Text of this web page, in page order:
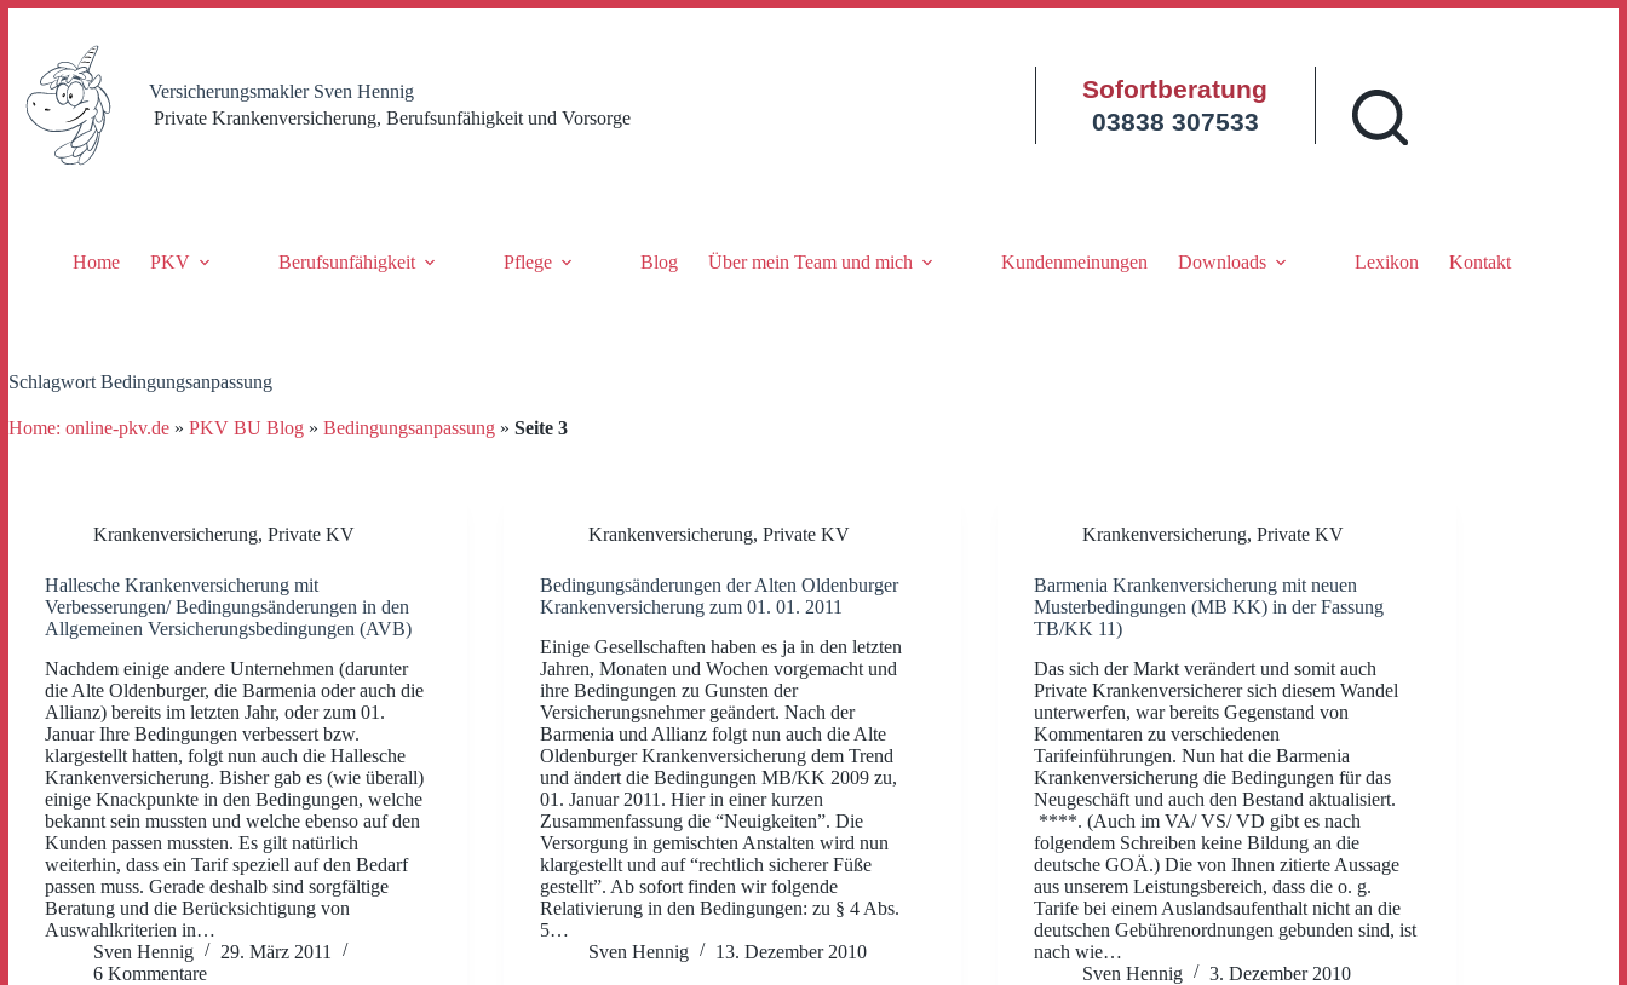
springen
Versicherungsmakler Sven Hennig
Private Krankenversicherung, Berufsunfähigkeit und Vorsorge
Sofortberatung
03838 307533
Home PKV Berufsunfähigkeit Pflege Blog Über mein Team und mich Kundenmeinungen Downloads Lexikon Kontakt
Schlagwort Bedingungsanpassung
Home: online-pkv.de » PKV BU Blog » Bedingungsanpassung » Seite 3
Krankenversicherung, Private KV
Hallesche Krankenversicherung mit
Verbesserungen/ Bedingungsänderungen in den
Allgemeinen Versicherungsbedingungen (AVB)
Nachdem einige andere Unternehmen (darunter
die Alte Oldenburger, die Barmenia oder auch die
Allianz) bereits im letzten Jahr, oder zum 01.
Januar Ihre Bedingungen verbessert bzw.
klargestellt hatten, folgt nun auch die Hallesche
Krankenversicherung. Bisher gab es (wie überall)
einige Knackpunkte in den Bedingungen, welche
bekannt sein mussten und welche ebenso auf den
Kunden passen mussten. Es gilt natürlich
weiterhin, dass ein Tarif speziell auf den Bedarf
passen muss. Gerade deshalb sind sorgfältige
Beratung und die Berücksichtigung von
Auswahlkriterien in…
Sven Hennig
29. März 2011
6 Kommentare
Krankenversicherung, Private KV
Bedingungsänderungen der Alten Oldenburger
Krankenversicherung zum 01. 01. 2011
Einige Gesellschaften haben es ja in den letzten
Jahren, Monaten und Wochen vorgemacht und
ihre Bedingungen zu Gunsten der
Versicherungsnehmer geändert. Nach der
Barmenia und Allianz folgt nun auch die Alte
Oldenburger Krankenversicherung dem Trend
und ändert die Bedingungen MB/KK 2009 zu,
01. Januar 2011. Hier in einer kurzen
Zusammenfassung die “Neuigkeiten”. Die
Versorgung in gemischten Anstalten wird nun
klargestellt und auf “rechtlich sicherer Füße
gestellt”. Ab sofort finden wir folgende
Relativierung in den Bedingungen: zu § 4 Abs.
5…
Sven Hennig
13. Dezember 2010
Krankenversicherung,Private KV
Barmenia Krankenversicherung mit neuen
Musterbedingungen (MB KK) in der Fassung
TB/KK 11)
Das sich der Markt verändert und somit auch
Private Krankenversicherer sich diesem Wandel
unterwerfen, war bereits Gegenstand von
Kommentaren zu verschiedenen
Tarifeinführungen. Nun hat die Barmenia
Krankenversicherung die Bedingungen für das
Neugeschäft und auch den Bestand aktualisiert.
****. (Auch im VA/ VS/ VD gibt es nach
folgendem Schreiben keine Bildung an die
deutsche GOÄ.) Die von Ihnen zitierte Aussage
aus unserem Leistungsbereich, dass die o. g.
Tarife bei einem Auslandsaufenthalt nicht an die
deutschen Gebührenordnungen gebunden sind, ist
nach wie…
Sven Hennig
3. Dezember 2010